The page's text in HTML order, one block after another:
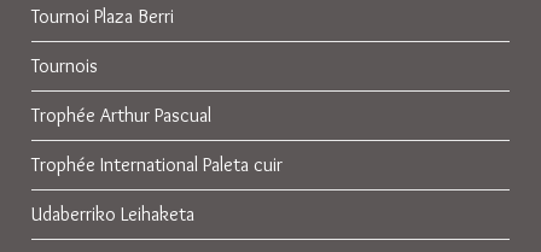
Tournoi Plaza Berri
Tournois
Trophée Arthur Pascual
Trophée International Paleta cuir
Udaberriko Leihaketa